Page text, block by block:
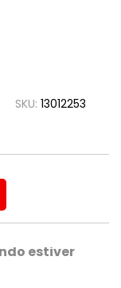
SKU: 13012253
estiver